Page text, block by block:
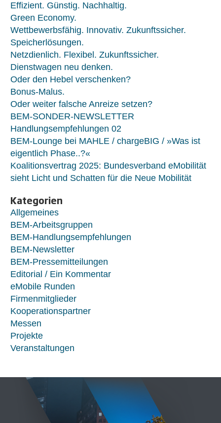
Effizient. Günstig. Nachhaltig.
Green Economy.
Wettbewerbsfähig. Innovativ. Zukunftssicher.
Speicherlösungen.
Netzdienlich. Flexibel. Zukunftssicher.
Dienstwagen neu denken.
Oder den Hebel verschenken?
Bonus-Malus.
Oder weiter falsche Anreize setzen?
BEM-SONDER-NEWSLETTER
Handlungsempfehlungen 02
BEM-Lounge bei MAHLE / chargeBIG / »Was ist
eigentlich Phase..?«
Koalitionsvertrag 2025: Bundesverband eMobilität
sieht Licht und Schatten für die Neue Mobilität
Kategorien
Allgemeines
BEM-Arbeitsgruppen
BEM-Handlungsempfehlungen
BEM-Newsletter
BEM-Pressemitteilungen
Editorial / Ein Kommentar
eMobile Runden
Firmenmitglieder
Kooperationspartner
Messen
Projekte
Veranstaltungen